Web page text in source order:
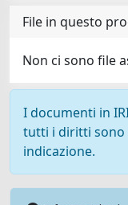
File in questo
Non ci sono file
I documenti in
tutti i diritti sono
indicazione.